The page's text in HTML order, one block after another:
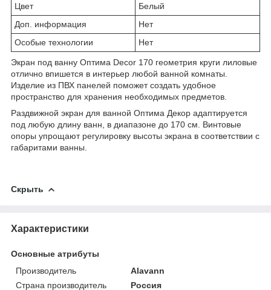
Цвет
Белый
Доп. информация
Нет
Особые технологии
Нет
Экран под ванну Оптима Decor 170 геометрия круги лиловые
отлично впишется в интерьер любой ванной комнаты.
Изделие из ПВХ панелей поможет создать удобное
пространство для хранения необходимых предметов.
Раздвижной экран для ванной Оптима Декор адаптируется
под любую длину ванн, в диапазоне до 170 см. Винтовые
опоры упрощают регулировку высоты экрана в соответствии с
габаритами ванны.
Скрыть
Характеристики
Основные атрибуты
Производитель
Alavann
Страна производитель
Россия